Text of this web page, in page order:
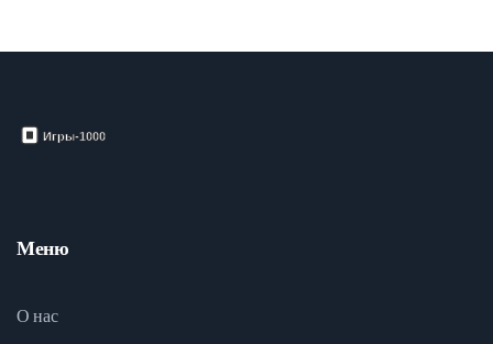
Меню
О нас